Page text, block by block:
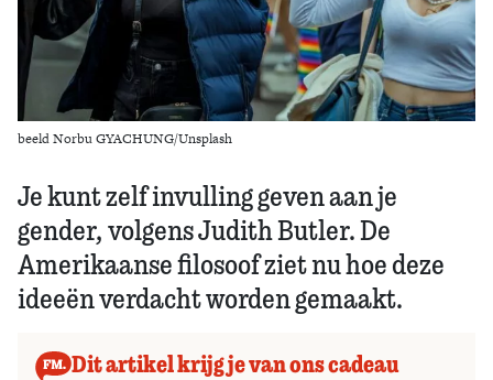
beeld Norbu GYACHUNG/Unsplash
Je kunt zelf invulling geven aan je
gender, volgens Judith Butler. De
Amerikaanse filosoof ziet nu hoe deze
ideeën verdacht worden gemaakt.
Dit artikel krijg je van ons cadeau